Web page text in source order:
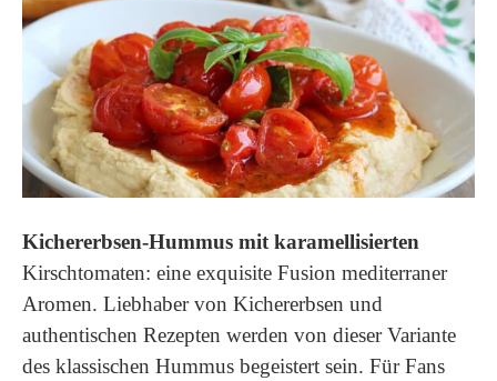
Kichererbsen-Hummus mit karamellisierten
Kirschtomaten: eine exquisite Fusion mediterraner
Aromen. Liebhaber von Kichererbsen und
authentischen Rezepten werden von dieser Variante
des klassischen Hummus begeistert sein. Für Fans